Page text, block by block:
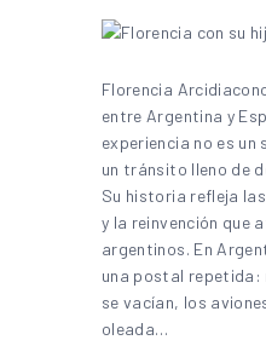
Florencia
entre Argentina y
experiencia no es un
un tránsito lleno de
Su historia refleja
y la reinvención que
argentinos. En
una postal repetida:
se vacían, los
oleada…